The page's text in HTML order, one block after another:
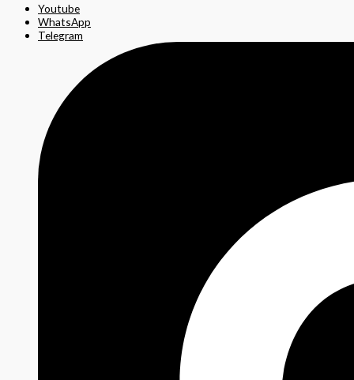
Youtube
WhatsApp
Telegram